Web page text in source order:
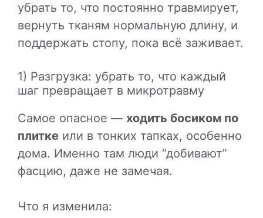
убрать то, что постоянно травмирует,
вернуть тканям нормальную длину, и
поддержать стопу, пока всё заживает.
1) Разгрузка: убрать то, что каждый
шаг превращает в микротравму
Самое опасное — ходить босиком по
плитке или в тонких тапках, особенно
дома. Именно там люди “добивают”
фасцию, даже не замечая.
Что я изменила: